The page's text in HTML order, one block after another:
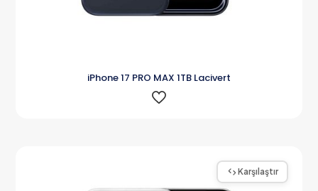
iPhone 17 PRO MAX 1TB Lacivert
Karşılaştır